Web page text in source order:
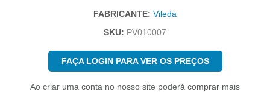
FABRICANTE: Vileda
SKU: PV010007
FAÇA LOGIN PARA VER OS PREÇOS
Ao criar uma conta no nosso site poderá comprar mais